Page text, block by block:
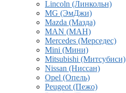
Lincoln (Линкольн)
MG (ЭмДжи)
Mazda (Мазда)
MAN (МАН)
Mercedes (Мерседес)
Mini (Мини)
Mitsubishi (Митсубиси)
Nissan (Ниссан)
Opel (Опель)
Peugeot (Пежо)